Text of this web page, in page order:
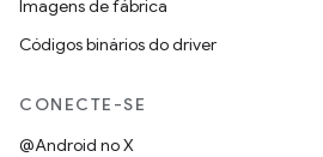
Imagens de fábrica
Códigos binários do driver
CONECTE-SE
@Android no X